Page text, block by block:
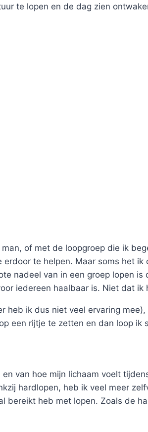
te lopen en de dag zien
of met de loopgroep die ik
erdoor te helpen. Maar soms het
nadeel van in een groep lopen
iedereen haalbaar is. Niet dat
heb ik dus niet veel ervaring
een rijtje te zetten en dan loop ik
van hoe mijn lichaam voelt
hardlopen, heb ik veel meer
bereikt heb met lopen. Zoals de